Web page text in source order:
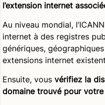
l’extension internet
Au niveau mondial,
internet à des registres
génériques,
extensions internet
Ensuite, vous vérifiez la
domaine trouvé pour